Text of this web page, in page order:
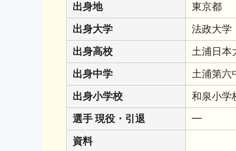
出身地
東京都
出身大学
法政大学
出身高校
土浦日本
出身中学
土浦第六
出身小学校
和泉小学
選手 現役・引退
━
資料